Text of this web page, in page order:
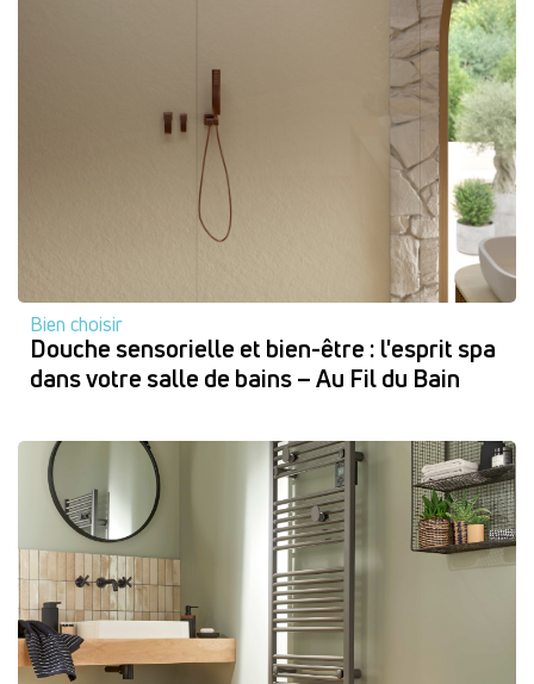
Bien choisir
Douche sensorielle et bien-être : l'esprit spa
dans votre salle de bains – Au Fil du Bain